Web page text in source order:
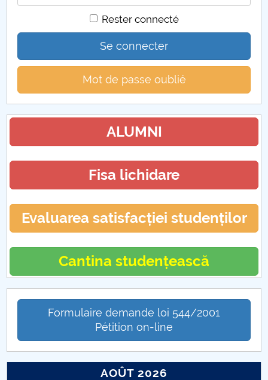
de
Rester connecté
Se connecter
Mot de passe oublié
ALUMNI
Fisa lichidare
Evaluarea satisfacției studenților
Cantina studențească
Formulaire demande loi 544/2001
Pétition on-line
AOÛT 2026